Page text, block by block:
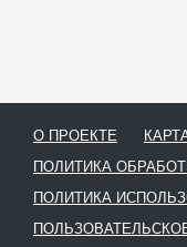
О ПРОЕКТЕ
ПОЛИТИКА
ПОЛИТИКА